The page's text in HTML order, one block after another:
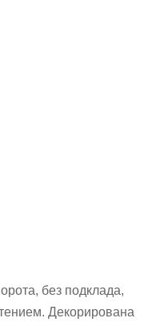
без подклада,
Декорирована